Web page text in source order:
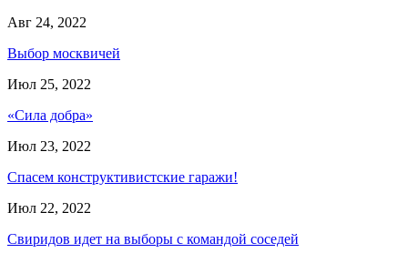
Авг 24, 2022
Выбор москвичей
Июл 25, 2022
«Сила добра»
Июл 23, 2022
Спасем конструктивистские гаражи!
Июл 22, 2022
Свиридов идет на выборы с командой соседей